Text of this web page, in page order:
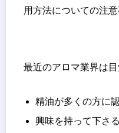
用方法についての注
最近のアロマ業界は
精油が多くの方に
興味を持って下さ